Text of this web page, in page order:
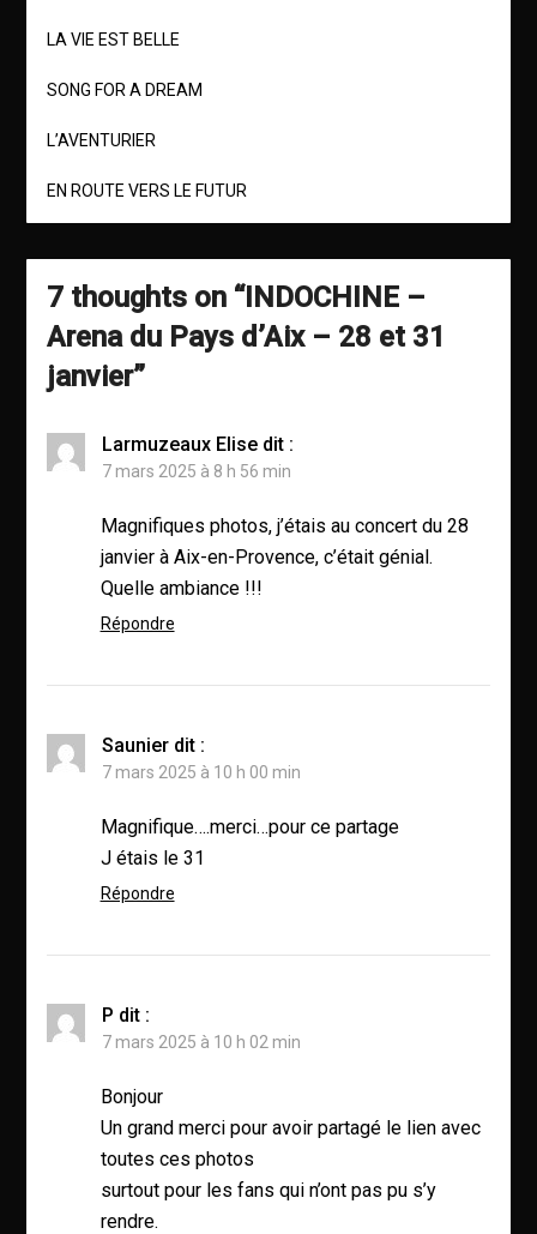
LA VIE EST BELLE
SONG FOR A DREAM
L’AVENTURIER
EN ROUTE VERS LE FUTUR
7 thoughts on “INDOCHINE –
Arena du Pays d’Aix – 28 et 31
janvier”
Larmuzeaux Elise dit :
7 mars 2025 à 8 h 56 min
Magnifiques photos, j’étais au concert du 28
janvier à Aix-en-Provence, c’était génial.
Quelle ambiance !!!
Répondre
Saunier dit :
7 mars 2025 à 10 h 00 min
Magnifique….merci…pour ce partage
J étais le 31
Répondre
P dit :
7 mars 2025 à 10 h 02 min
Bonjour
Un grand merci pour avoir partagé le lien avec
toutes ces photos
surtout pour les fans qui n’ont pas pu s’y
rendre.